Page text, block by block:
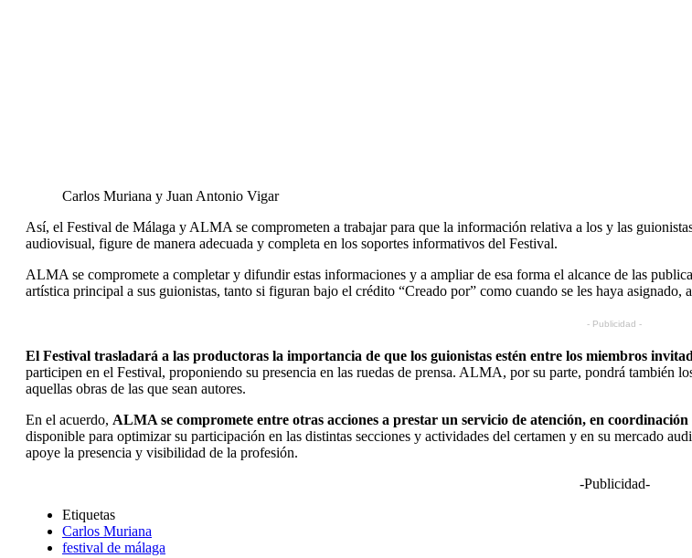
Carlos Muriana y Juan Antonio Vigar
Así, el Festival de Málaga y ALMA se comprometen a trabajar para que la información relativa a los y las
audiovisual, figure de manera adecuada y completa en los soportes informativos del Festival.
ALMA se compromete a completar y difundir estas informaciones y a ampliar de esa forma el alcance de las
artística principal a sus guionistas, tanto si figuran bajo el crédito “Creado por” como cuando se les haya
- Publicidad -
El Festival trasladará a las productoras la importancia de que los guionistas estén entre los miembros
participen en el Festival, proponiendo su presencia en las ruedas de prensa. ALMA, por su parte, pondrá también
aquellas obras de las que sean autores.
En el acuerdo, ALMA se compromete entre otras acciones a prestar un servicio de atención, en
disponible para optimizar su participación en las distintas secciones y actividades del certamen y en su mercado
apoye la presencia y visibilidad de la profesión.
-Publicidad-
Etiquetas
Carlos Muriana
festival de málaga